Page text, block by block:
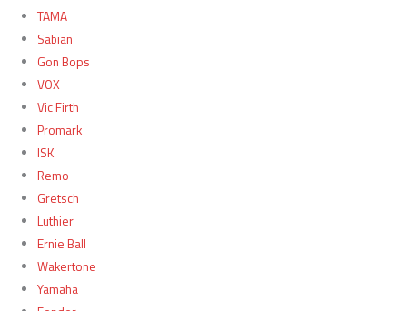
TAMA
Sabian
Gon Bops
VOX
Vic Firth
Promark
ISK
Remo
Gretsch
Luthier
Ernie Ball
Wakertone
Yamaha